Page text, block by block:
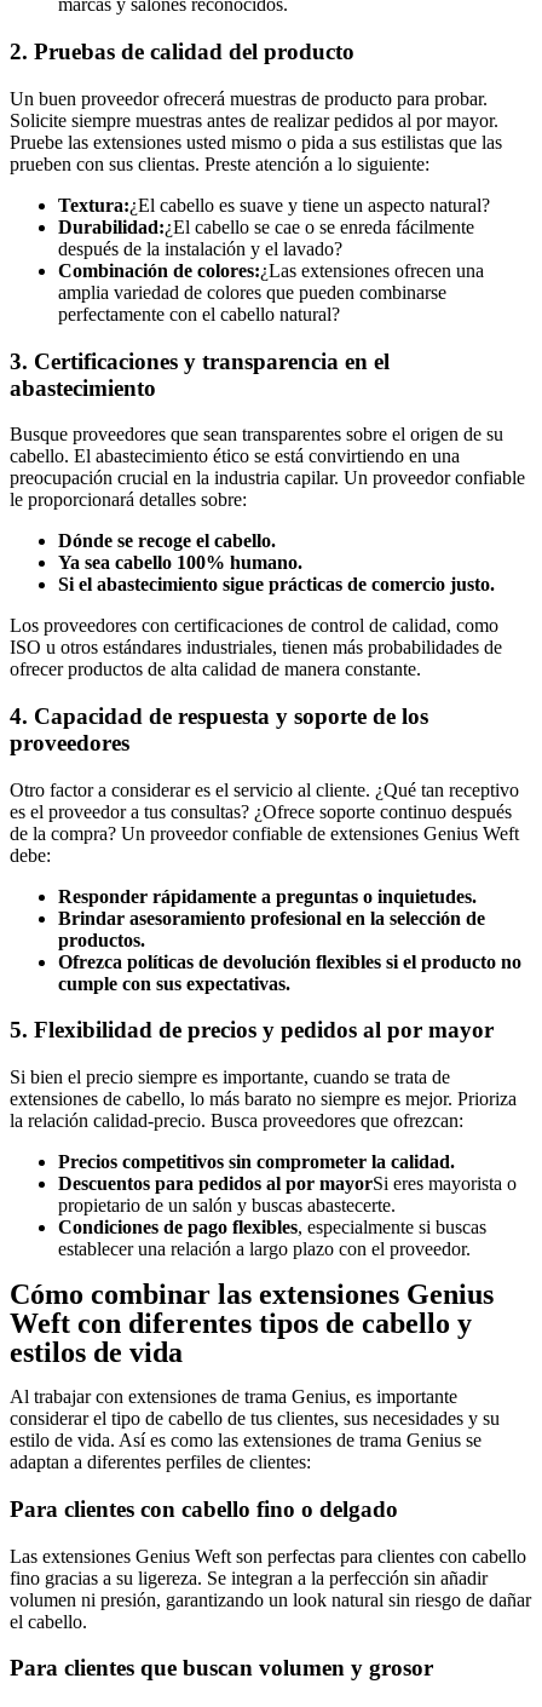
marcas y salones reconocidos.
2. Pruebas de calidad del producto
Un buen proveedor ofrecerá muestras de producto para probar.
Solicite siempre muestras antes de realizar pedidos al por mayor.
Pruebe las extensiones usted mismo o pida a sus estilistas que las
prueben con sus clientas. Preste atención a lo siguiente:
Textura:¿El cabello es suave y tiene un aspecto natural?
Durabilidad:¿El cabello se cae o se enreda fácilmente
después de la instalación y el lavado?
Combinación de colores:¿Las extensiones ofrecen una
amplia variedad de colores que pueden combinarse
perfectamente con el cabello natural?
3. Certificaciones y transparencia en el
abastecimiento
Busque proveedores que sean transparentes sobre el origen de su
cabello. El abastecimiento ético se está convirtiendo en una
preocupación crucial en la industria capilar. Un proveedor confiable
le proporcionará detalles sobre:
Dónde se recoge el cabello.
Ya sea cabello 100% humano.
Si el abastecimiento sigue prácticas de comercio justo.
Los proveedores con certificaciones de control de calidad, como
ISO u otros estándares industriales, tienen más probabilidades de
ofrecer productos de alta calidad de manera constante.
4. Capacidad de respuesta y soporte de los
proveedores
Otro factor a considerar es el servicio al cliente. ¿Qué tan receptivo
es el proveedor a tus consultas? ¿Ofrece soporte continuo después
de la compra? Un proveedor confiable de extensiones Genius Weft
debe:
Responder rápidamente a preguntas o inquietudes.
Brindar asesoramiento profesional en la selección de
productos.
Ofrezca políticas de devolución flexibles si el producto no
cumple con sus expectativas.
5. Flexibilidad de precios y pedidos al por mayor
Si bien el precio siempre es importante, cuando se trata de
extensiones de cabello, lo más barato no siempre es mejor. Prioriza
la relación calidad-precio. Busca proveedores que ofrezcan:
Precios competitivos sin comprometer la calidad.
Descuentos para pedidos al por mayorSi eres mayorista o
propietario de un salón y buscas abastecerte.
Condiciones de pago flexibles, especialmente si buscas
establecer una relación a largo plazo con el proveedor.
Cómo combinar las extensiones Genius
Weft con diferentes tipos de cabello y
estilos de vida
Al trabajar con extensiones de trama Genius, es importante
considerar el tipo de cabello de tus clientes, sus necesidades y su
estilo de vida. Así es como las extensiones de trama Genius se
adaptan a diferentes perfiles de clientes:
Para clientes con cabello fino o delgado
Las extensiones Genius Weft son perfectas para clientes con cabello
fino gracias a su ligereza. Se integran a la perfección sin añadir
volumen ni presión, garantizando un look natural sin riesgo de dañar
el cabello.
Para clientes que buscan volumen y grosor